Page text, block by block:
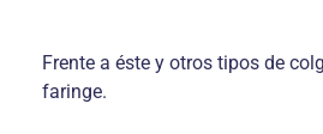
Frente a éste y otros tipos de
faringe.